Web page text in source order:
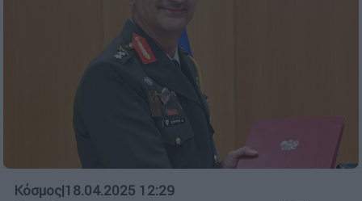
Κόσμος|18.04.2025 12:29